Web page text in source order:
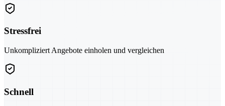
Stressfrei
Unkompliziert Angebote einholen und vergleichen
Schnell